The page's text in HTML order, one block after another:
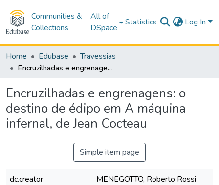
Communities &
Collections
All of
DSpace
Statistics Log In
Home Edubase
Travessias
Encruzilhadas e engrenagens: o destino de édipo em A máquina infernal, de Jean Cocteau
Encruzilhadas e engrenagens: o
destino de édipo em A máquina
infernal, de Jean Cocteau
Simple item page
dc.creator
MENEGOTTO, Roberto Rossi